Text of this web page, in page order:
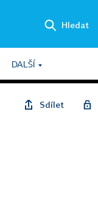
Hledat
DALŠÍ
Sdílet